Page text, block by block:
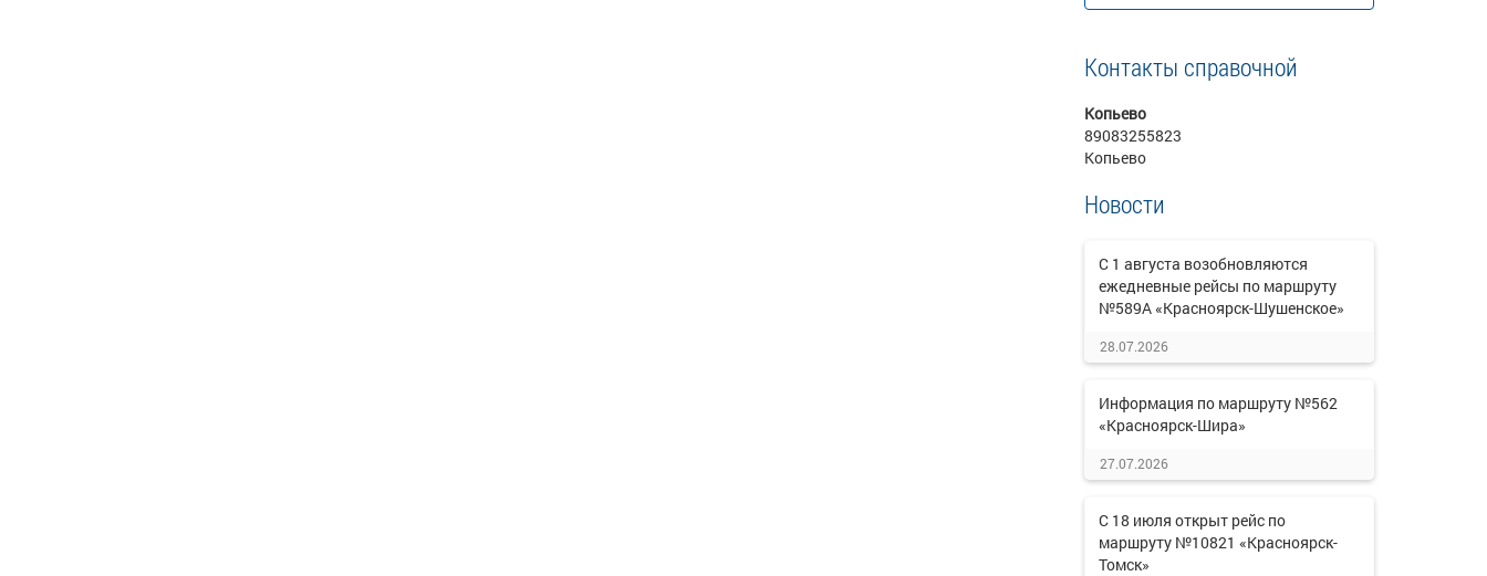
Контакты справочной
Копьево
89083255823
Копьево
Новости
С 1 августа возобновляются
ежедневные рейсы по маршруту
№589А «Красноярск-Шушенское»
28.07.2026
Информация по маршруту №562
«Красноярск-Шира»
27.07.2026
С 18 июля открыт рейс по
маршруту №10821 «Красноярск-
Томск»